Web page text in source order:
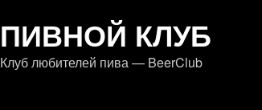
ПИВНОЙ КЛУБ
Клуб любителей пива — BeerClub